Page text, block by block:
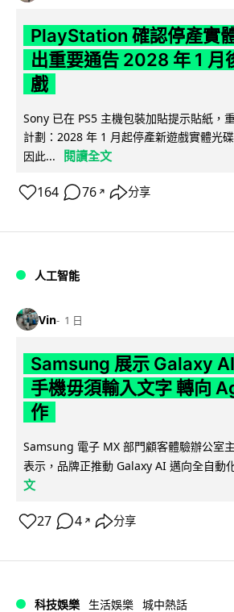
PlayStation 確認停產實
出重要通告 2028 年 1 月
戲
Sony 已在 PS5 主機包裝加貼提示貼紙，
計劃：2028 年 1 月起停產新遊戲實體光
因此...
閱讀全文
164 76 ↗ 分享
人工智能
Vin 1 日
Samsung 展示 Galaxy
手機毋須輸入文字 轉向
作
Samsung 電子 MX 部門顧客體驗辦公室
表示，品牌正推動 Galaxy AI 邁向全自動
文
27 4 ↗ 分享
科技娛樂 生活娛樂 城中熱話